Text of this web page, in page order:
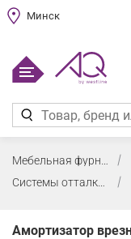
Минск
Системы отталкивания, амортизаторы
Амортизатор